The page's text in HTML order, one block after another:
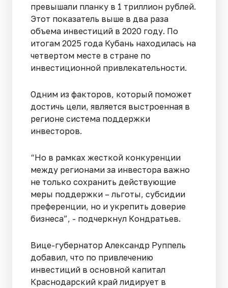
превышали планку в 1 триллион рублей.
Этот показатель выше в два раза
объема инвестиций в 2020 году. По
итогам 2025 года Кубань находилась на
четвертом месте в стране по
инвестиционной привлекательности.
Одним из факторов, который поможет
достичь цели, является выстроенная в
регионе система поддержки
инвесторов.
“Но в рамках жесткой конкуренции
между регионами за инвестора важно
не только сохранить действующие
меры поддержки – льготы, субсидии
преференции, но и укрепить доверие
бизнеса”, - подчеркнул Кондратьев.
Вице-губернатор Александр Руппель
добавил, что по привлечению
инвестиций в основной капитал
Краснодарский край лидирует в